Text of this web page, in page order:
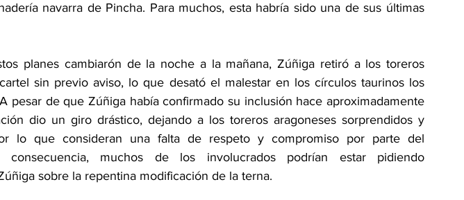
navarra de Pincha. Para muchos, esta habría sido una de sus últimas
planes cambiarón de la noche a la mañana, Zúñiga retiró a los toreros
sin previo aviso, lo que desató el malestar en los círculos taurinos los
pesar de que Zúñiga había confirmado su inclusión hace aproximadamente
dio un giro drástico, dejando a los toreros aragoneses sorprendidos y
lo que consideran una falta de respeto y compromiso por parte del
consecuencia, muchos de los involucrados podrían estar pidiendo
sobre la repentina modificación de la terna.